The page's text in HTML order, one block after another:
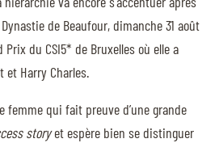
de Beaufour, dimanche 31 août
du CSI5* de Bruxelles où elle a
et Harry Charles.
femme qui fait preuve d’une grande
storyet espère bien se distinguer